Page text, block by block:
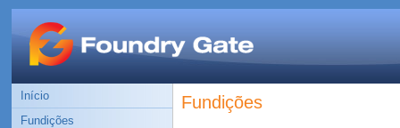
Início
Fundições
Fundições